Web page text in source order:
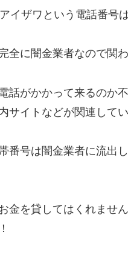
イザワ という電話番号
全に闇金業者なので関
話がかかって来るのか
サイトなどが関連して
番号は闇金業者に流出
金を貸してはくれませ